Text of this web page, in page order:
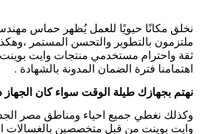
نخلق مكانًا حيويًا للعمل يُظهر حماس
ملتزمون بالتطوير والتحسن المستمر
ثقة واحترام مستخدمي منتجات وايت
اهتمامنا فترة الضمان المدونة بالشهادة .
نهتم بجهازك طيلة الوقت سواء كان
وكذلك نغطي جميع احياء ومناطق مصر
وايت بوينت من قبل متخصصين بالغسالات